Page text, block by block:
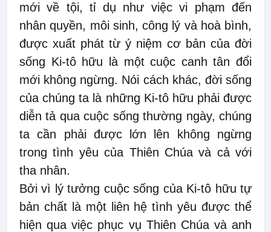
mới về tội, tỉ dụ như việc vi phạm đến
nhân quyền, môi sinh, công lý và hoà bình,
được xuất phát từ ý niệm cơ bản của đời
sống Ki-tô hữu là một cuộc canh tân đổi
mới không ngừng. Nói cách khác, đời sống
của chúng ta là những Ki-tô hữu phải được
diễn tả qua cuộc sống thường ngày, chúng
ta cần phải được lớn lên không ngừng
trong tình yêu của Thiên Chúa và cả với
tha nhân.
Bởi vì lý tưởng cuộc sống của Ki-tô hữu tự
bản chất là một liên hệ tình yêu được thể
hiện qua việc phục vụ Thiên Chúa và anh